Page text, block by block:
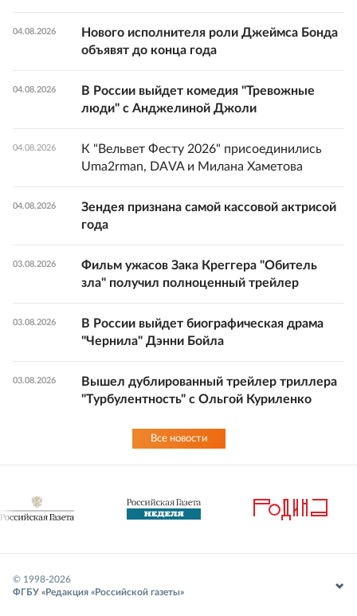
04.08.2026
Нового исполнителя роли Джеймса Бонда
объявят до конца года
04.08.2026
В России выйдет комедия "Тревожные
люди" с Анджелиной Джоли
04.08.2026
К "Вельвет Фесту 2026" присоединились
Uma2rman, DAVA и Милана Хаметова
04.08.2026
Зендея признана самой кассовой актрисой
года
03.08.2026
Фильм ужасов Зака Креггера "Обитель
зла" получил полноценный трейлер
03.08.2026
В России выйдет биографическая драма
"Чернила" Дэнни Бойла
03.08.2026
Вышел дублированный трейлер триллера
"Турбулентность" с Ольгой Куриленко
Все новости
© 1998-2026
ФГБУ «Редакция «Российской газеты»